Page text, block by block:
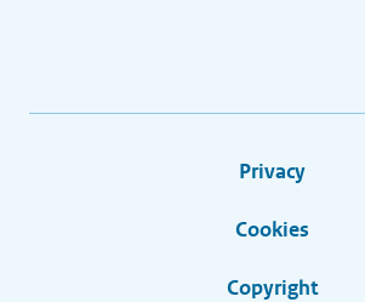
Privacy
Cookies
Copyright